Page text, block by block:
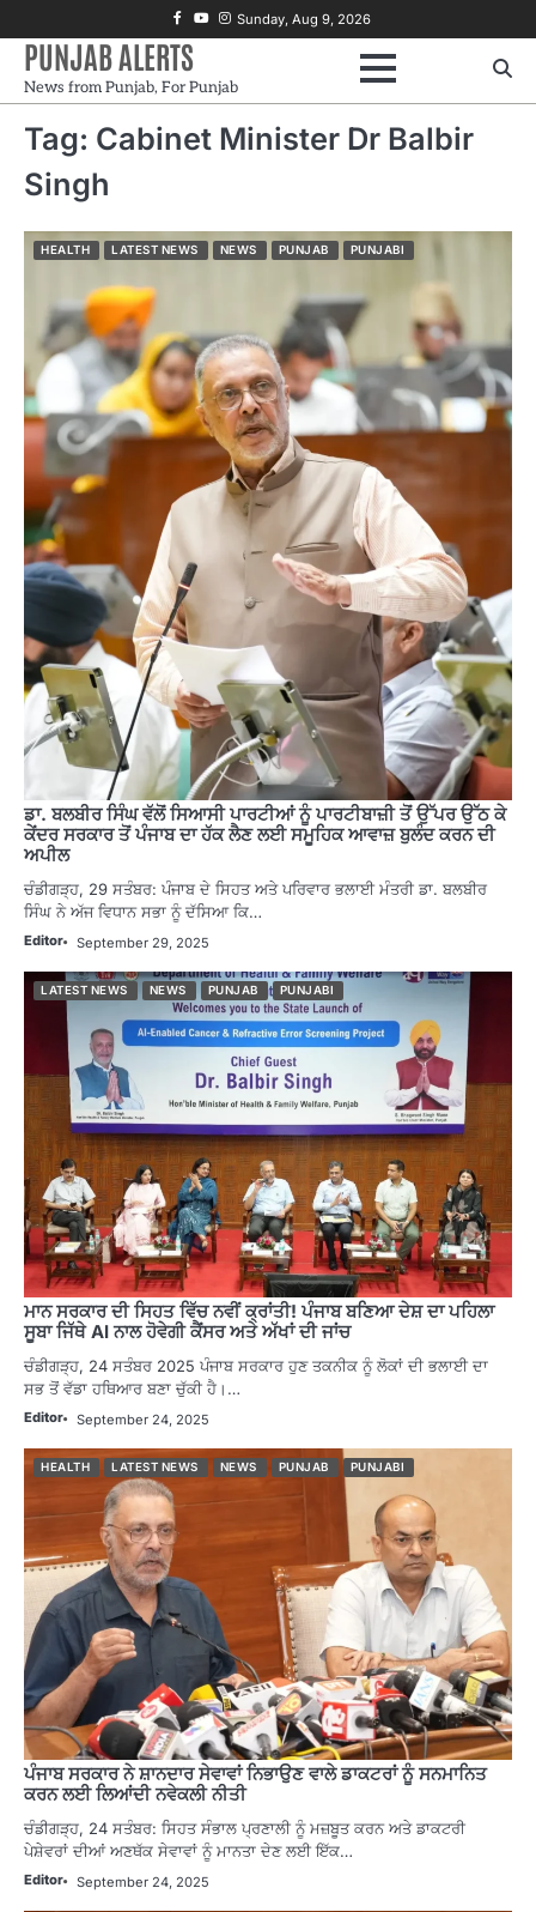
to
content
Facebook
Youtube
Instagram
Sunday, Aug 9, 2026
PUNJAB ALERTS
News from Punjab, For Punjab
Tag: Cabinet Minister Dr Balbir
Singh
HEALTH LATEST NEWS NEWS PUNJAB PUNJABI
ਡਾ. ਬਲਬੀਰ ਸਿੰਘ ਵੱਲੋਂ ਸਿਆਸੀ ਪਾਰਟੀਆਂ ਨੂੰ ਪਾਰਟੀਬਾਜ਼ੀ ਤੋਂ ਉੱਪਰ ਉੱਠ ਕੇ
ਕੇਂਦਰ ਸਰਕਾਰ ਤੋਂ ਪੰਜਾਬ ਦਾ ਹੱਕ ਲੈਣ ਲਈ ਸਮੂਹਿਕ ਆਵਾਜ਼ ਬੁਲੰਦ ਕਰਨ ਦੀ
ਅਪੀਲ
ਚੰਡੀਗੜ੍ਹ, 29 ਸਤੰਬਰ: ਪੰਜਾਬ ਦੇ ਸਿਹਤ ਅਤੇ ਪਰਿਵਾਰ ਭਲਾਈ ਮੰਤਰੀ ਡਾ. ਬਲਬੀਰ
ਸਿੰਘ ਨੇ ਅੱਜ ਵਿਧਾਨ ਸਭਾ ਨੂੰ ਦੱਸਿਆ ਕਿ…
Editor September 29, 2025
LATEST NEWS NEWS PUNJAB PUNJABI
ਮਾਨ ਸਰਕਾਰ ਦੀ ਸਿਹਤ ਵਿੱਚ ਨਵੀਂ ਕ੍ਰਾਂਤੀ! ਪੰਜਾਬ ਬਣਿਆ ਦੇਸ਼ ਦਾ ਪਹਿਲਾ
ਸੂਬਾ ਜਿੱਥੇ AI ਨਾਲ ਹੋਵੇਗੀ ਕੈਂਸਰ ਅਤੇ ਅੱਖਾਂ ਦੀ ਜਾਂਚ
ਚੰਡੀਗੜ੍ਹ, 24 ਸਤੰਬਰ 2025 ਪੰਜਾਬ ਸਰਕਾਰ ਹੁਣ ਤਕਨੀਕ ਨੂੰ ਲੋਕਾਂ ਦੀ ਭਲਾਈ ਦਾ
ਸਭ ਤੋਂ ਵੱਡਾ ਹਥਿਆਰ ਬਣਾ ਚੁੱਕੀ ਹੈ।…
Editor September 24, 2025
HEALTH LATEST NEWS NEWS PUNJAB PUNJABI
ਪੰਜਾਬ ਸਰਕਾਰ ਨੇ ਸ਼ਾਨਦਾਰ ਸੇਵਾਵਾਂ ਨਿਭਾਉਣ ਵਾਲੇ ਡਾਕਟਰਾਂ ਨੂੰ ਸਨਮਾਨਿਤ
ਕਰਨ ਲਈ ਲਿਆਂਦੀ ਨਵੇਕਲੀ ਨੀਤੀ
ਚੰਡੀਗੜ੍ਹ, 24 ਸਤੰਬਰ: ਸਿਹਤ ਸੰਭਾਲ ਪ੍ਰਣਾਲੀ ਨੂੰ ਮਜ਼ਬੂਤ ਕਰਨ ਅਤੇ ਡਾਕਟਰੀ
ਪੇਸ਼ੇਵਰਾਂ ਦੀਆਂ ਅਣਥੱਕ ਸੇਵਾਵਾਂ ਨੂੰ ਮਾਨਤਾ ਦੇਣ ਲਈ ਇੱਕ…
Editor September 24, 2025